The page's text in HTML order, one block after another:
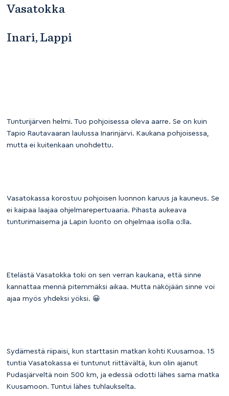
Vasatokka
Inari, Lappi
Tunturijärven helmi. Tuo pohjoisessa oleva aarre. Se on kuin
Tapio Rautavaaran laulussa Inarinjärvi. Kaukana pohjoisessa,
mutta ei kuitenkaan unohdettu.
Vasatokassa korostuu pohjoisen luonnon karuus ja kauneus. Se
ei kaipaa laajaa ohjelmarepertuaaria. Pihasta aukeava
tunturimaisema ja Lapin luonto on ohjelmaa isolla o:lla.
Etelästä Vasatokka toki on sen verran kaukana, että sinne
kannattaa mennä pitemmäksi aikaa. Mutta näköjään sinne voi
ajaa myös yhdeksi yöksi. 😀
Sydämestä riipaisi, kun starttasin matkan kohti Kuusamoa. 15
tuntia Vasatokassa ei tuntunut riittävältä, kun olin ajanut
Pudasjärveltä noin 500 km, ja edessä odotti lähes sama matka
Kuusamoon. Tuntui lähes tuhlaukselta.